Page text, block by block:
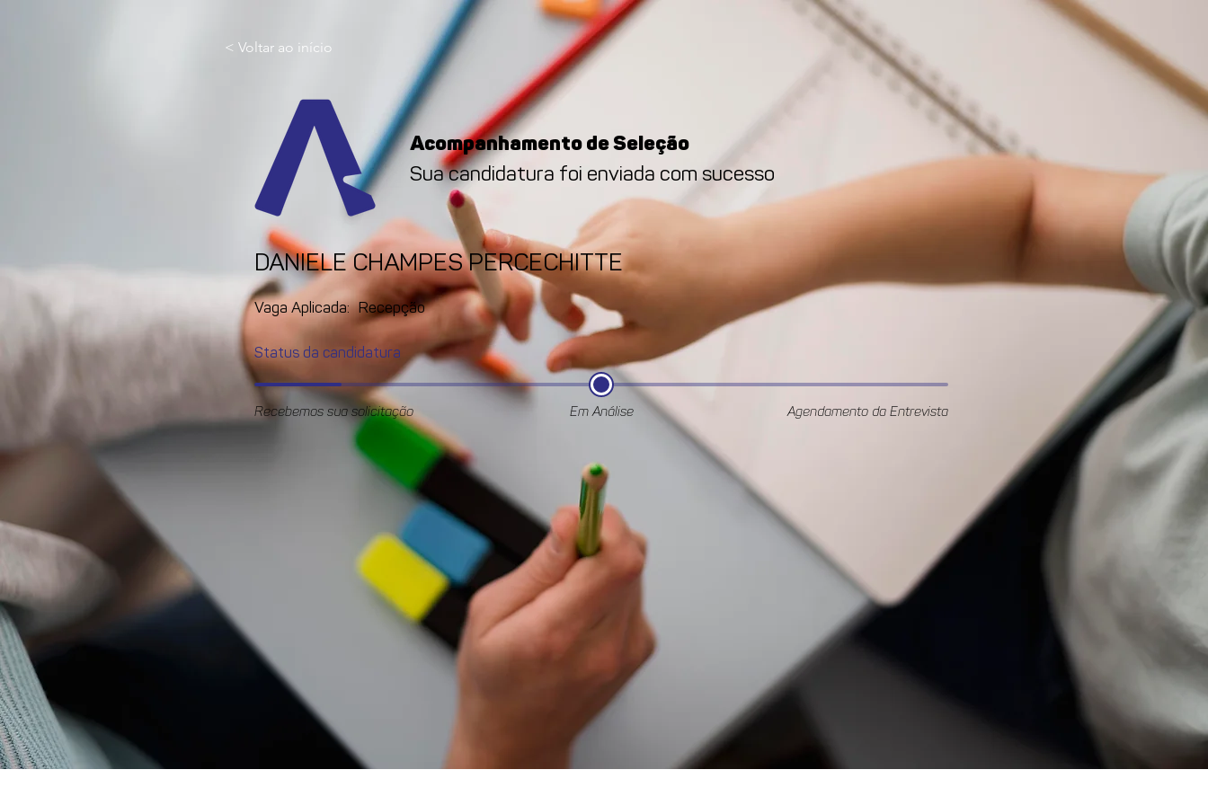
< Voltar ao início
Acompanhamento de Seleção
Sua candidatura foi enviada com sucesso
DANIELE CHAMPES PERCECHITTE
Vaga Aplicada: Recepção
Status da candidatura
Recebemos sua solicitação Em Análise Agendamento da Entrevista